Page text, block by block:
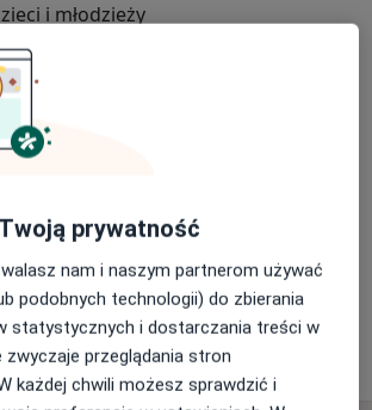
i młodzieży
Bulimia
+23a11y_sr_more_diseases
Pokaż więcejo doświadczeniu
prywatność
nam i naszym partnerom używać
podobnych technologii) do zbierania
statystycznych i dostarczania treści w
przeglądania stron
każdej chwili możesz sprawdzić i